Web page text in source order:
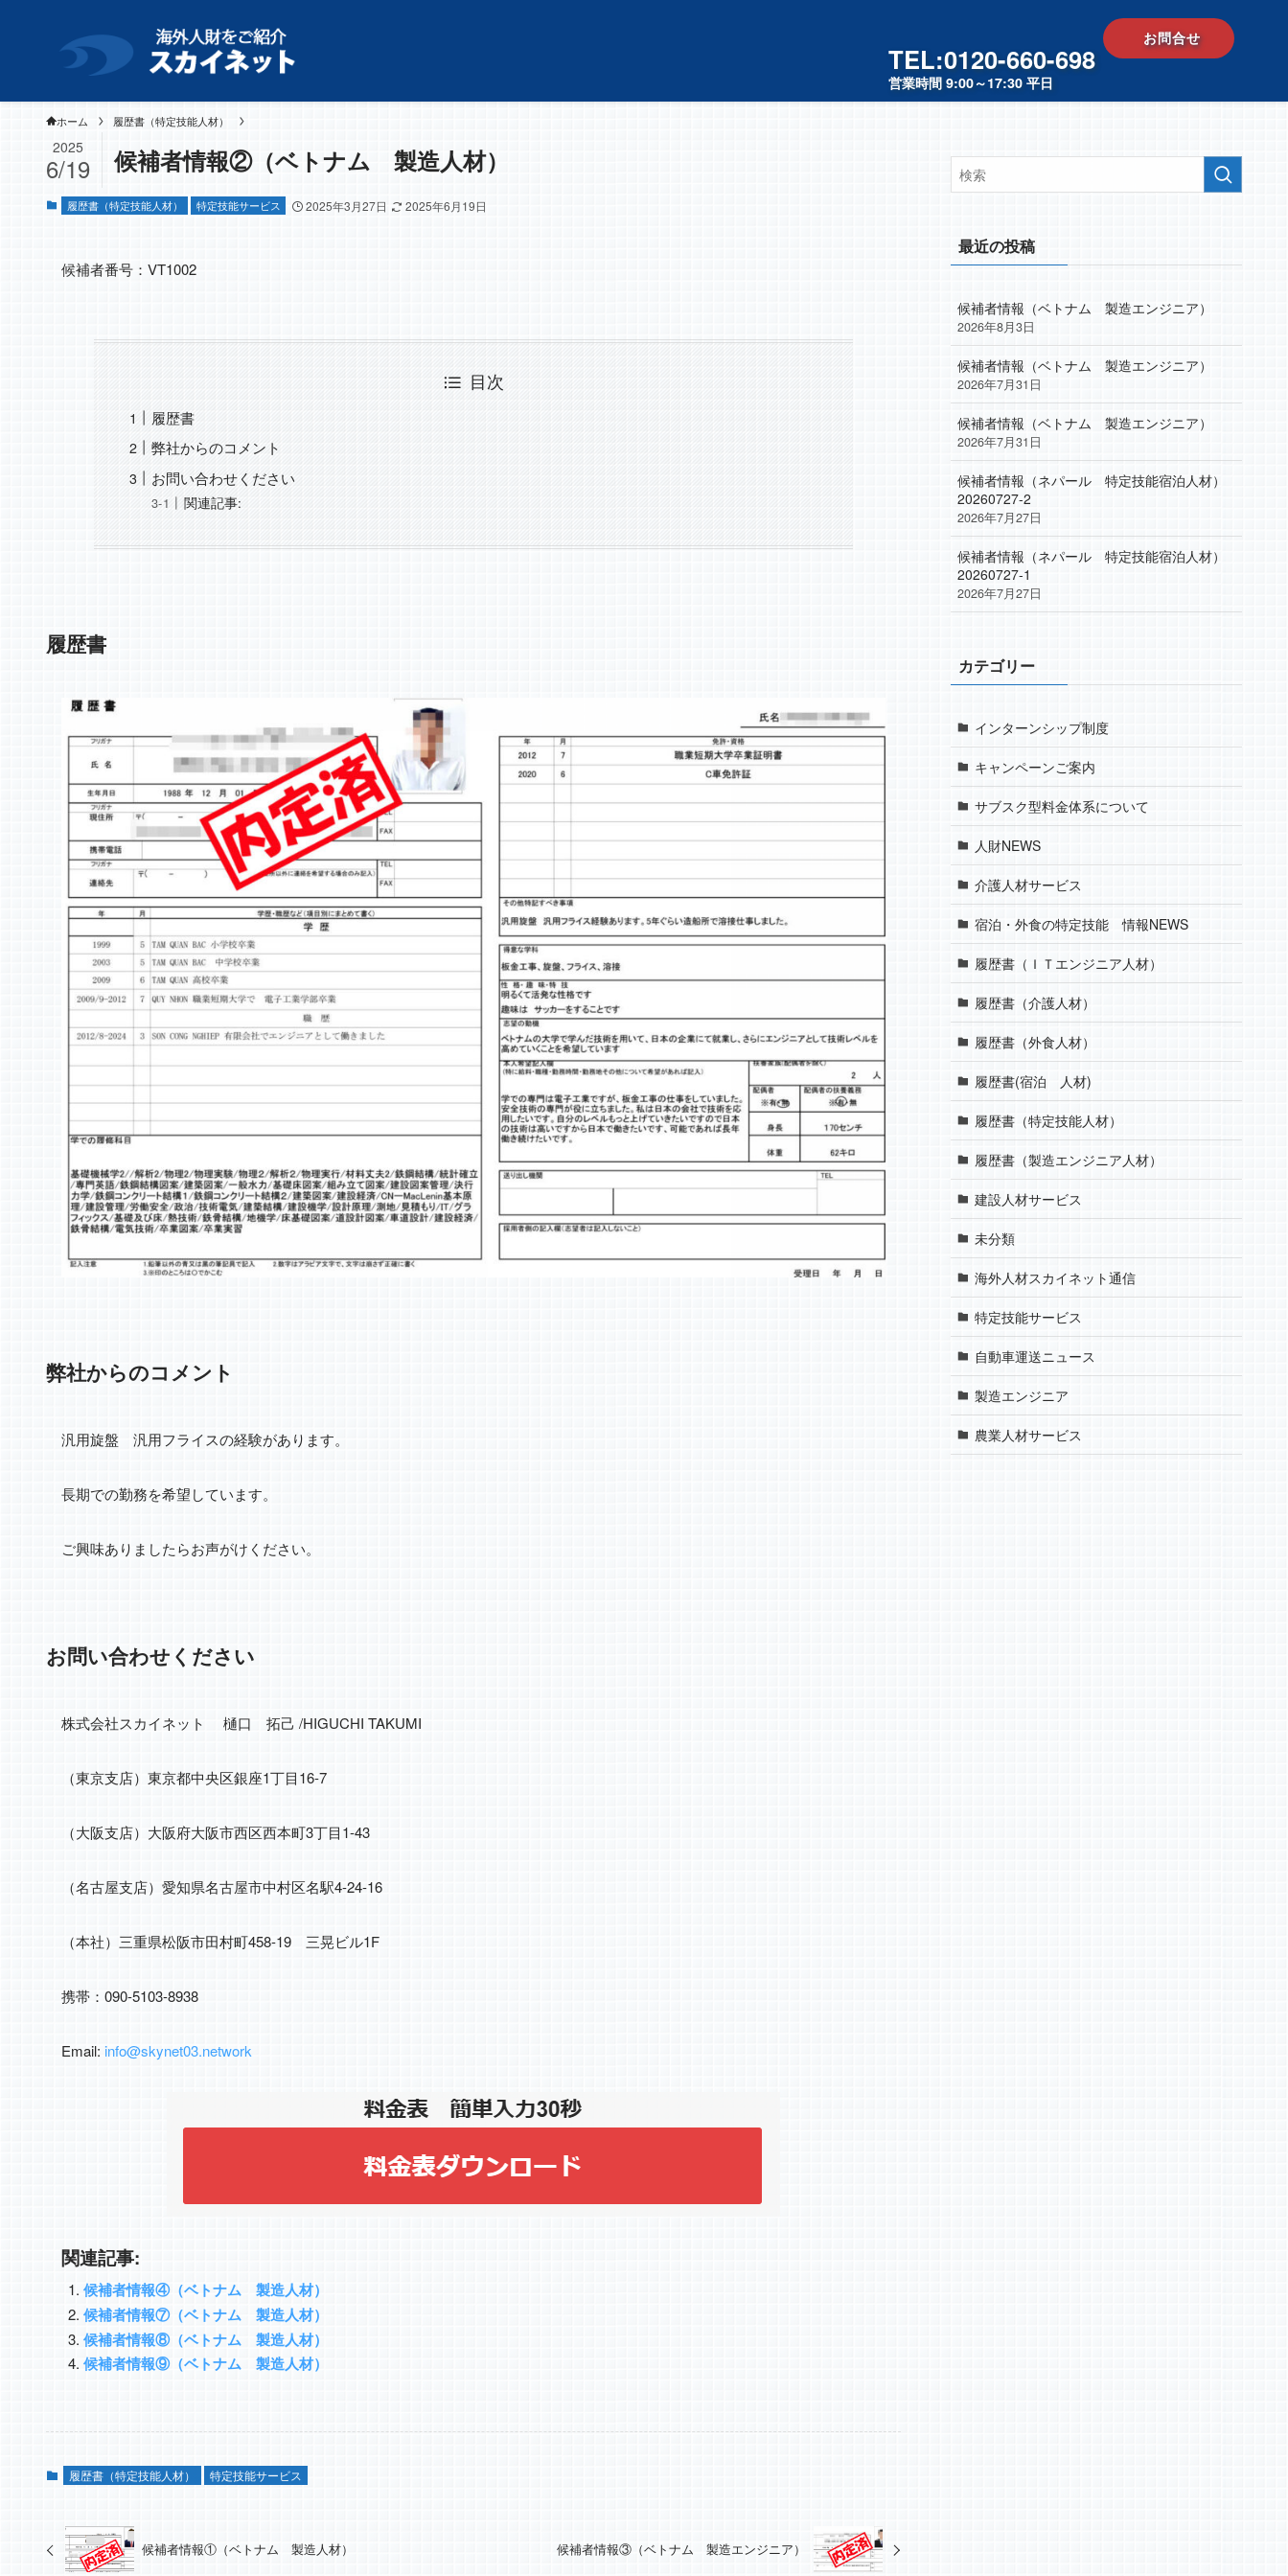
TEL:0120-660-698
営業時間 9:00～17:30 平日
お問合せ
ホーム 履歴書（特定技能人材）
候補者情報②（ベトナム 製造人材）
2025
6/19
履歴書（特定技能人材） 特定技能サービス 2025年3月27日 2025年6月19日
候補者番号：VT1002
目次
履歴書
弊社からのコメント
お問い合わせください
関連記事:
履歴書
弊社からのコメント
汎用旋盤 汎用フライスの経験があります。
長期での勤務を希望しています。
ご興味ありましたらお声がけください。
お問い合わせください
株式会社スカイネット 樋口 拓己 /HIGUCHI TAKUMI
（東京支店）東京都中央区銀座1丁目16-7
（大阪支店）大阪府大阪市西区西本町3丁目1-43
（名古屋支店）愛知県名古屋市中村区名駅4-24-16
（本社）三重県松阪市田村町458-19 三晃ビル1F
携帯：090-5103-8938
Email: info@skynet03.network
関連記事:
候補者情報④（ベトナム 製造人材）
候補者情報⑦（ベトナム 製造人材）
候補者情報⑧（ベトナム 製造人材）
候補者情報⑨（ベトナム 製造人材）
履歴書（特定技能人材） 特定技能サービス
候補者情報①（ベトナム 製造人材） 候補者情報③（ベトナム 製造エンジニア）
最近の投稿
候補者情報（ベトナム 製造エンジニア）
2026年8月3日
候補者情報（ベトナム 製造エンジニア）
2026年7月31日
候補者情報（ベトナム 製造エンジニア）
2026年7月31日
候補者情報（ネパール 特定技能宿泊人材）
20260727-2
2026年7月27日
候補者情報（ネパール 特定技能宿泊人材）
20260727-1
2026年7月27日
カテゴリー
インターンシップ制度
キャンペーンご案内
サブスク型料金体系について
人財NEWS
介護人材サービス
宿泊・外食の特定技能 情報NEWS
履歴書（ＩＴエンジニア人材）
履歴書（介護人材）
履歴書（外食人材）
履歴書(宿泊 人材)
履歴書（特定技能人材）
履歴書（製造エンジニア人材）
建設人材サービス
未分類
海外人材スカイネット通信
特定技能サービス
自動車運送ニュース
製造エンジニア
農業人材サービス